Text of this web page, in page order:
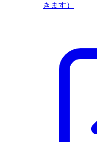
きます）